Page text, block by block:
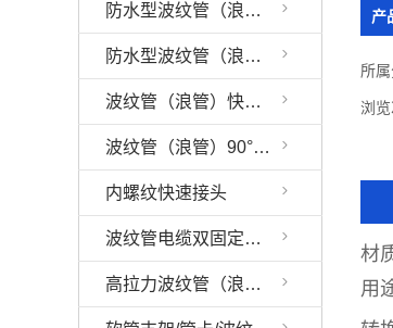
防水型波纹管（浪管）接头
防水型波纹管（浪管）90°弯角接头
波纹管（浪管）快速接头
波纹管（浪管）90°弯角快速接头
内螺纹快速接头
波纹管电缆双固定接头
高拉力波纹管（浪管）接头
产
所
浏
材
用